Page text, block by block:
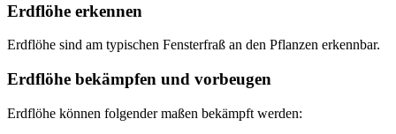
Erdflöhe erkennen
Erdflöhe sind am typischen Fensterfraß an den Pflanzen erkennbar.
Erdflöhe bekämpfen und vorbeugen
Erdflöhe können folgender maßen bekämpft werden: